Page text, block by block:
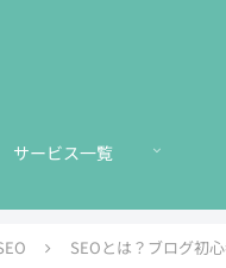
サービス一覧
SEOとは？ブログ初